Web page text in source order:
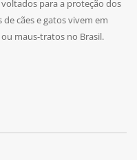
para a proteção dos
cães e gatos vivem em
maus-tratos no Brasil.